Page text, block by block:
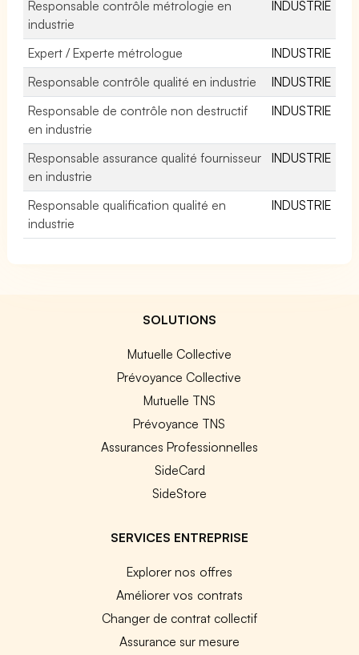
Responsable contrôle métrologie en
industrie
INDUSTRIE
Expert / Experte métrologue
INDUSTRIE
Responsable contrôle qualité en industrie
INDUSTRIE
Responsable de contrôle non destructif
en industrie
INDUSTRIE
Responsable assurance qualité fournisseur
en industrie
INDUSTRIE
Responsable qualification qualité en
industrie
INDUSTRIE
SOLUTIONS
Mutuelle Collective
Prévoyance Collective
Mutuelle TNS
Prévoyance TNS
Assurances Professionnelles
SideCard
SideStore
SERVICES ENTREPRISE
Explorer nos offres
Améliorer vos contrats
Changer de contrat collectif
Assurance sur mesure